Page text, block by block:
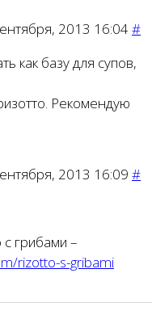
2013 16:04 #
как базу для супов,
Рекомендую
2013 16:09 #
с грибами –
rizotto-s-gribami